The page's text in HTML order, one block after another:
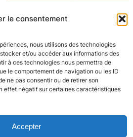
le consentement
nous utilisons des technologies
et/ou accéder aux informations des
à ces technologies nous permettra de
le comportement de navigation ou les ID
ne pas consentir ou de retirer son
effet négatif sur certaines caractéristiques
Accepter
Culture Loisirs
CSE pour TOUS !